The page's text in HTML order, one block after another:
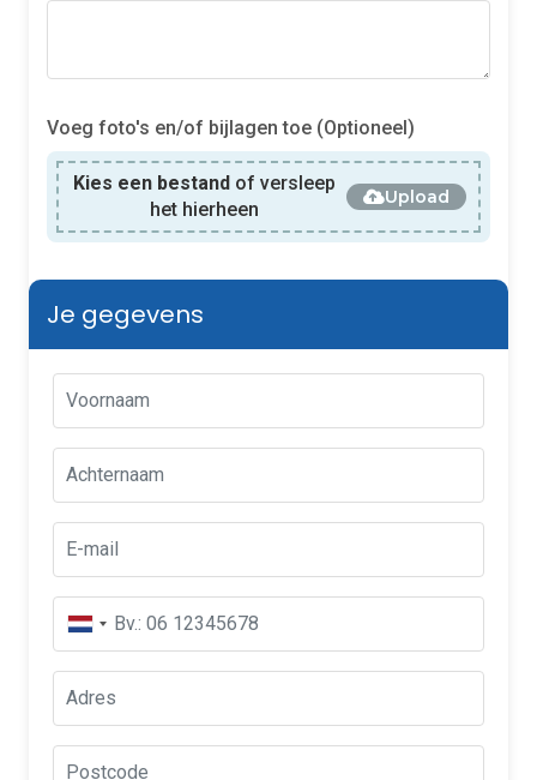
Voeg foto's en/of bijlagen toe (Optioneel)
Kies een bestand of versleep
het hierheen
Upload
Je gegevens